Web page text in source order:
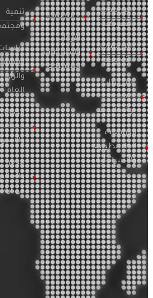
الدراسات
الأمريكية
الدراسات
الأوروبية
الدراسات
العربية
والإقليمية
الدراسات
الفلسطينية
والإسرائيلية
التطرف
الإرهاب
والصراعات
المسلحة
تنمية
ومجتمع
دراسات
الإعلام
والرأي
العام
قضايا
المرأة
والأسرة
مصر
والعالم
في أرقام